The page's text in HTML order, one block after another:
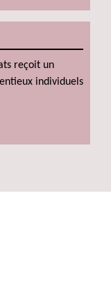
reçoit un
individuels